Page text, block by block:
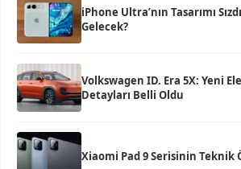
iPhone Ultra’nın Tasarımı
Gelecek?
Volkswagen ID. Era 5X: Yeni
Detayları Belli Oldu
Xiaomi Pad 9 Serisinin Teknik